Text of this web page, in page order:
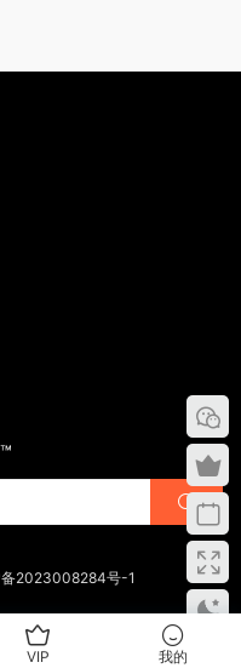
2023008284号-1
VIP 我的